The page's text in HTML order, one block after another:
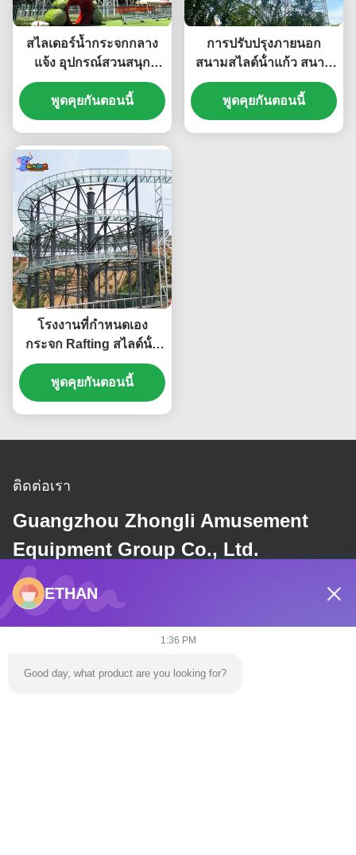
สไลเดอร์น้ำกระจกกลาง
แจ้ง อุปกรณ์สวนสนุก
ขนาดใหญ่ สไลเดอร์ล่อง
แก่งกระจก
พูดคุยกันตอนนี้
การปรับปรุงภายนอก
สนามสไลด์น้ําแก้ว สนาม
สนุก อุปกรณ์
พูดคุยกันตอนนี้
โรงงานที่กําหนดเอง
กระจก Rafting สไลด์น้ํา
อุปกรณ์เล่นกลางแจ้ง
พูดคุยกันตอนนี้
ติดต่อเรา
Guangzhou Zhongli Amusement
Equipment Group Co., Ltd.
อีเมล
dannie@zhongliyoule.com
ETHAN
1:36 PM
Good day, what product are you looking for?